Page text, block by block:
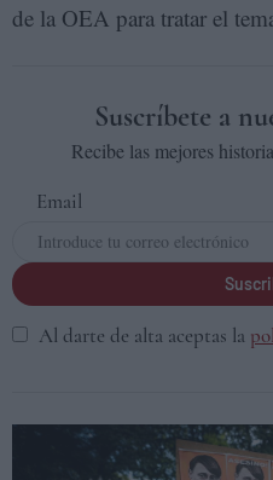
de la OEA para tratar el
Suscríbete a
Recibe las mejores
Email
Al darte de alta aceptas la